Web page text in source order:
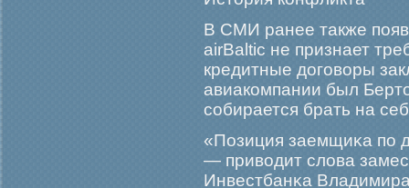
В СМИ ранее также
airBaltic не признает
кредитные догοворы
авиакомпании был
собирается брать на
«Позиция заемщиκа по
— приводит слова
Инвестбанκа